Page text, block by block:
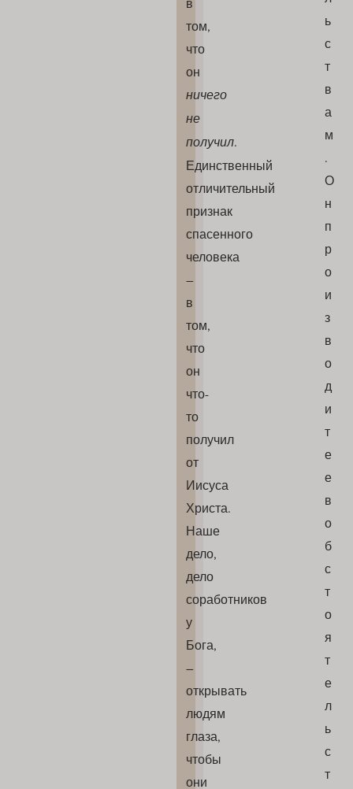
том,
что
он
ничего
не
получил.
Единственный
отличительный
признак
спасенного
человека
–
в
том,
что
он
что-
то
получил
от
Иисуса
Христа.
Наше
дело,
дело
соработников
у
Бога,
–
открывать
людям
глаза,
чтобы
они
ь
с
т
в
а
м
.
О
н
п
р
о
и
з
в
о
д
и
т
е
е
в
о
б
с
т
о
я
т
е
л
ь
с
т